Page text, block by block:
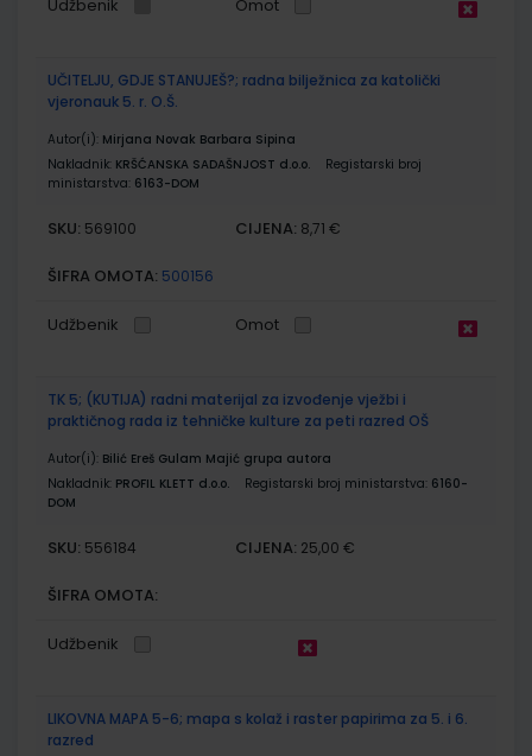
Udžbenik Omot
UČITELJU, GDJE STANUJEŠ?; radna bilježnica za katolički
vjeronauk 5. r. O.Š.
Autor(i): Mirjana Novak Barbara Sipina
Nakladnik: KRŠĆANSKA SADAŠNJOST d.o.o.
Registarski broj
ministarstva: 6163-DOM
SKU: 569100 CIJENA: 8,71 €
ŠIFRA OMOTA: 500156
Udžbenik Omot
TK 5; (KUTIJA) radni materijal za izvođenje vježbi i
praktičnog rada iz tehničke kulture za peti razred OŠ
Autor(i): Bilić Ereš Gulam Majić grupa autora
Nakladnik: PROFIL KLETT d.o.o. Registarski broj ministarstva: 6160-
DOM
SKU: 556184 CIJENA: 25,00 €
ŠIFRA OMOTA:
Udžbenik
LIKOVNA MAPA 5-6; mapa s kolaž i raster papirima za 5. i 6.
razred